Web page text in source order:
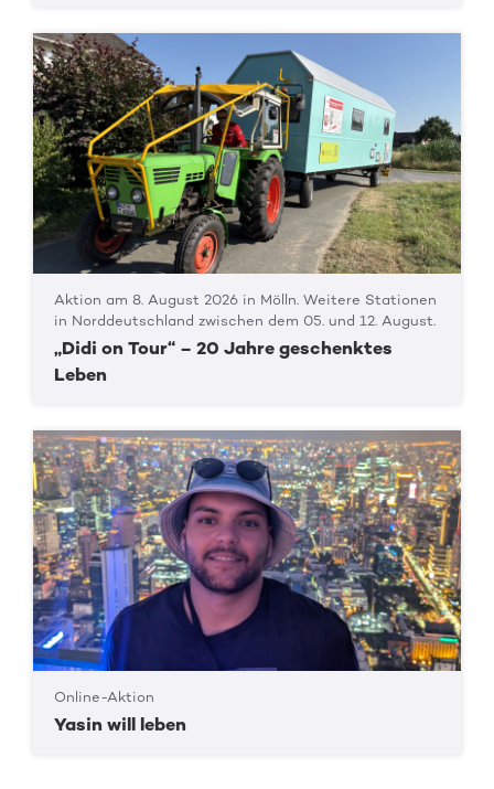
Aktion am 8. August 2026 in Mölln. Weitere Stationen
in Norddeutschland zwischen dem 05. und 12. August.
„Didi on Tour“ – 20 Jahre geschenktes
Leben
Online-Aktion
Yasin will leben